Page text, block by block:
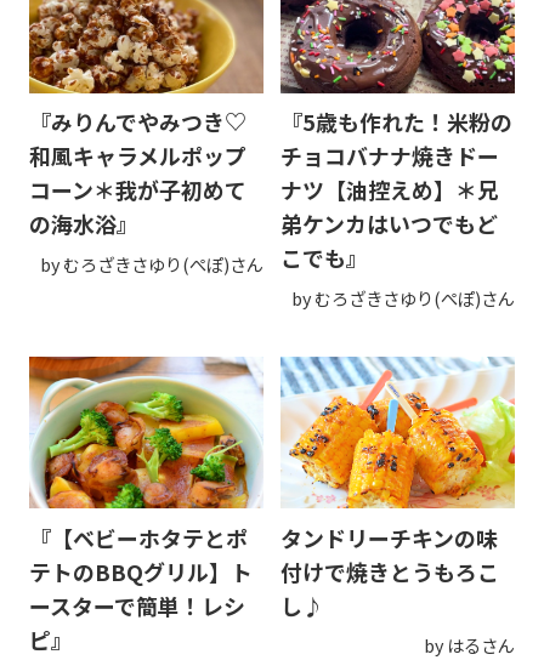
『みりんでやみつき♡
和風キャラメルポップ
コーン＊我が子初めて
の海水浴』
by むろざきさゆり(ぺぽ)さん
『5歳も作れた！米粉の
チョコバナナ焼きドー
ナツ【油控えめ】＊兄
弟ケンカはいつでもど
こでも』
by むろざきさゆり(ぺぽ)さん
『【ベビーホタテとポ
テトのBBQグリル】ト
ースターで簡単！レシ
ピ』
タンドリーチキンの味
付けで焼きとうもろこ
し♪
by はるさん